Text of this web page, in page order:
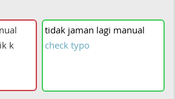
tidak jaman lagi manual
check typo